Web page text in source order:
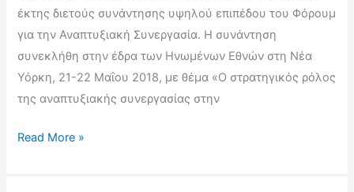
έκτης διετούς συνάντησης υψηλού επιπέδου του Φόρουμ
για την Αναπτυξιακή Συνεργασία. Η συνάντηση
συνεκλήθη στην έδρα των Ηνωμένων Εθνών στη Νέα
Υόρκη, 21-22 Μαΐου 2018, με θέμα «Ο στρατηγικός ρόλος
της αναπτυξιακής συνεργασίας στην
Σύνοψη
Έκτης
Read More »